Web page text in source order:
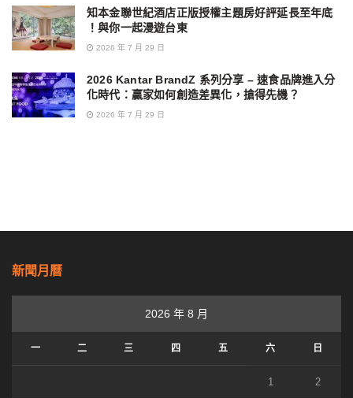
知本金聯世紀酒店正版授權主題房好評延長至年底
！與你一起漫遊台東
2026 年 7 月 29 日
2026 Kantar BrandZ 系列分享 – 速食品牌進入分
化時代：贏家如何創造差異化，搶得先機？
2026 年 7 月 29 日
新聞月曆
2026 年 8 月
一 二 三 四 五 六 日
1 2